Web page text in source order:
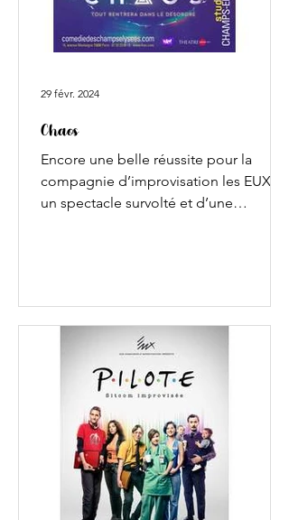
Chaos
Encore une belle réussite pour la
compagnie d’improvisation les EUX :
un spectacle survolté et d’une
l'art d'improviser, ils nous offrent cette
fois-ci un spectacle autour de la notion
de chaos : un bordel organisé où tout
finit par prendre son sens, malgré les
apparences ! Le tout 100% improvisé,
évidemment… Et, le spectacle
“Chaos”, ça donn
29 févr. 2024